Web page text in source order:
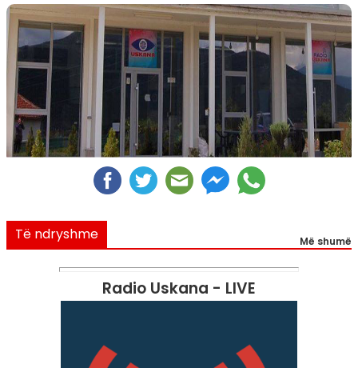
Të ndryshme Më shumë
Radio Uskana - LIVE